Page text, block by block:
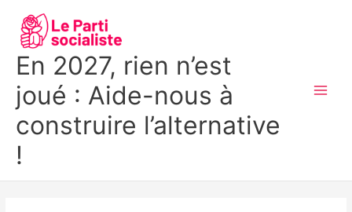
contenu
En 2027, rien n’est
joué : Aide-nous à
construire l’alternative
!